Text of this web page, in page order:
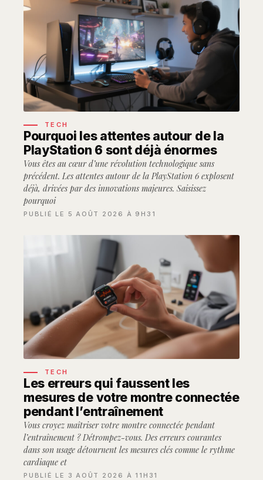
TECH
Pourquoi les attentes autour de la
PlayStation 6 sont déjà énormes
Vous êtes au cœur d’une révolution technologique sans
précédent. Les attentes autour de la PlayStation 6 explosent
déjà, drivées par des innovations majeures. Saisissez
pourquoi
PUBLIÉ LE 5 AOÛT 2026 À 9H31
TECH
Les erreurs qui faussent les
mesures de votre montre connectée
pendant l’entraînement
Vous croyez maîtriser votre montre connectée pendant
l’entraînement ? Détrompez-vous. Des erreurs courantes
dans son usage détournent les mesures clés comme le rythme
cardiaque et
PUBLIÉ LE 3 AOÛT 2026 À 11H31